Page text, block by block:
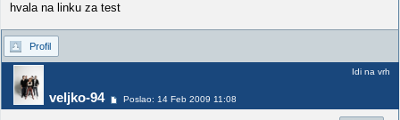
hvala na linku za test
Profil
veljko-94 Poslao: 14 Feb 2009 11:08
Idi na vrh